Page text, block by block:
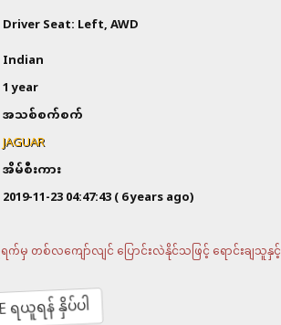
Driver Seat: Left, AWD
Indian
1 year
အသစ်စက်စက်
JAGUAR
အိမ်စီးကား
2019-11-23 04:47:43( 6 years ago)
မှ တစ်လကျော်လျင် ပြောင်းလဲနိုင်သဖြင့် ရောင်းချသူနှင့်
ရယူရန် နှိပ်ပါ